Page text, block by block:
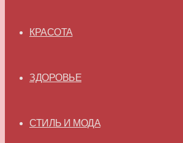
КРАСОТА
ЗДОРОВЬЕ
СТИЛЬ И МОДА